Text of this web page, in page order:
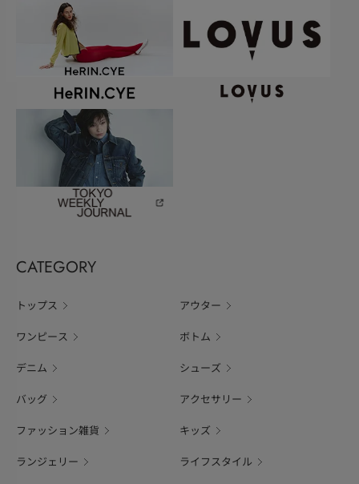
CATEGORY
トップス アウター
ワンピース ボトム
デニム シューズ
バッグ アクセサリー
ファッション雑貨 キッズ
ランジェリー ライフスタイル